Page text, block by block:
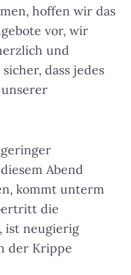
hoffen wir das
vor, wir
und
dass jedes
Abend
kommt unterm
die
ist neugierig
der Krippe